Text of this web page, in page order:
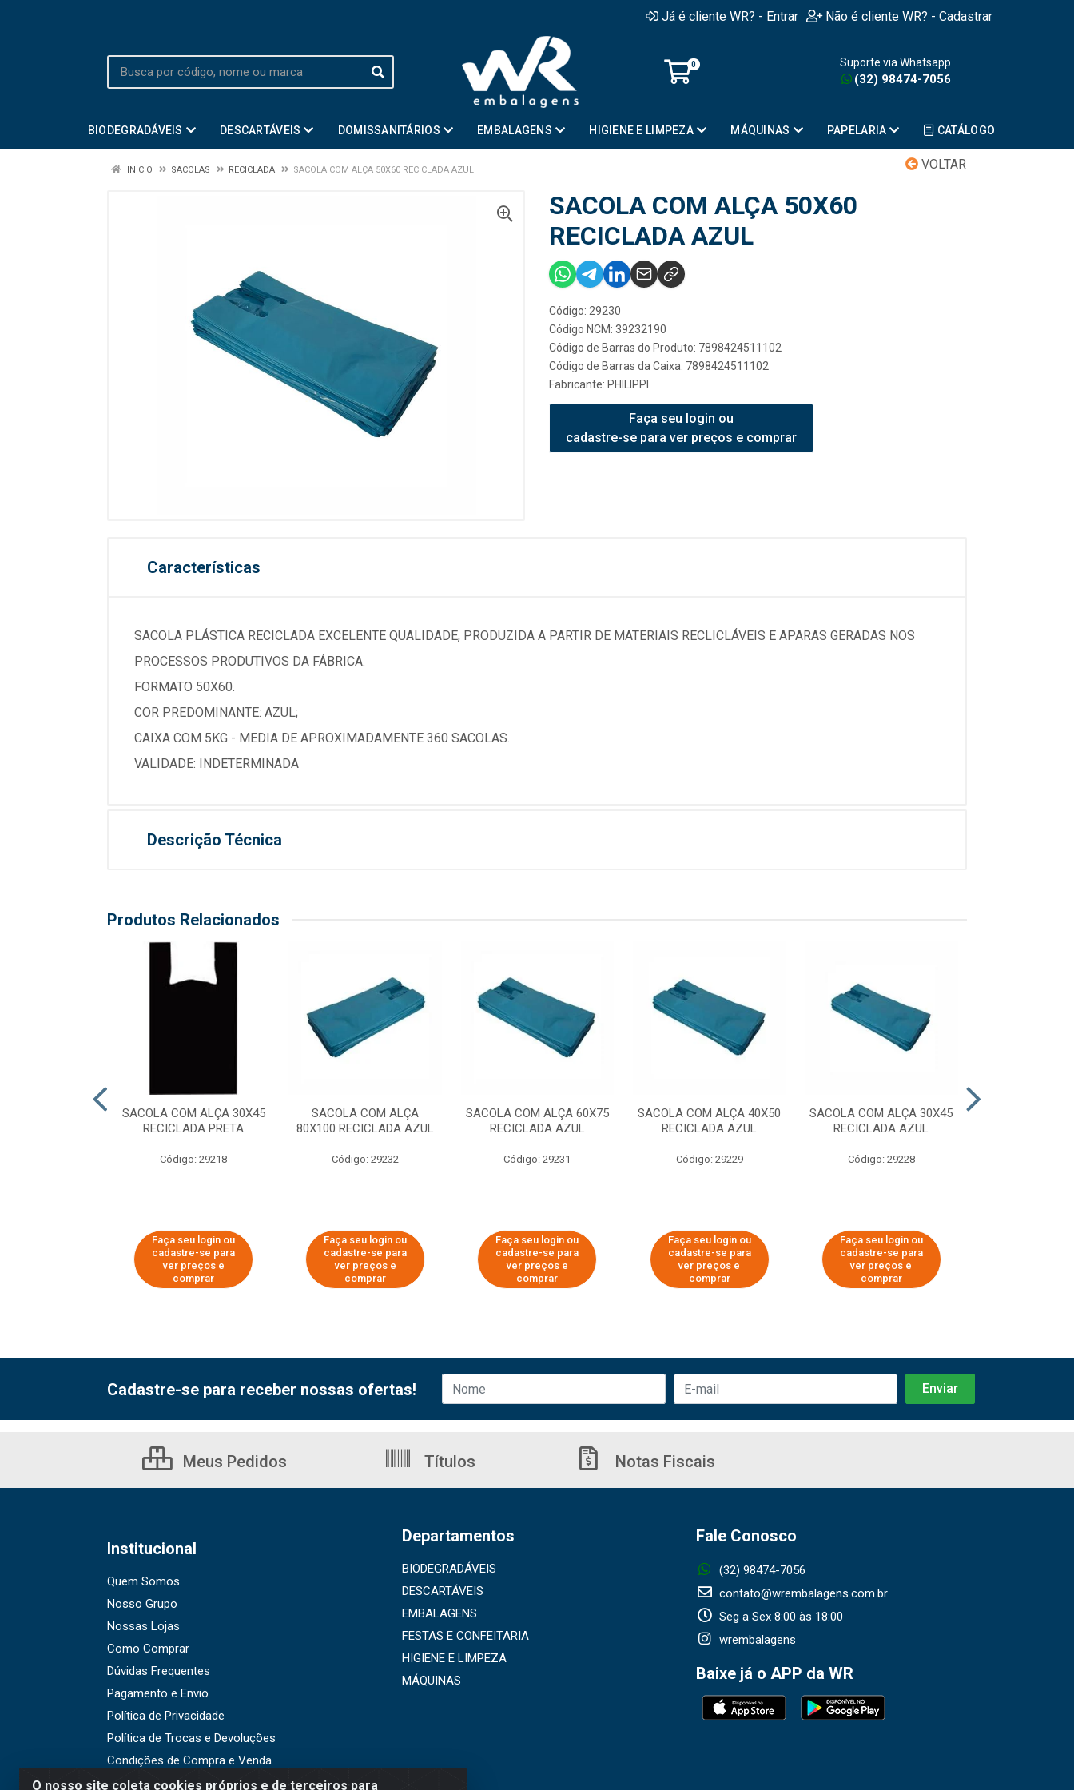
Já é cliente WR? - Entrar Não é cliente WR? - Cadastrar
0 Suporte via Whatsapp
(32) 98474-7056
BIODEGRADÁVEIS DESCARTÁVEIS DOMISSANITÁRIOS EMBALAGENS HIGIENE E LIMPEZA MÁQUINAS PAPELARIA CATÁLOGO
VOLTAR
INÍCIO SACOLAS RECICLADA SACOLA COM ALÇA 50X60 RECICLADA AZUL
SACOLA COM ALÇA 50X60
RECICLADA AZUL
Código: 29230
Código NCM: 39232190
Código de Barras do Produto: 7898424511102
Código de Barras da Caixa: 7898424511102
Fabricante: PHILIPPI
Faça seu login ou
cadastre-se para ver preços e comprar
Características
SACOLA PLÁSTICA RECICLADA EXCELENTE QUALIDADE, PRODUZIDA A PARTIR DE MATERIAIS RECLICLÁVEIS E APARAS GERADAS NOS
PROCESSOS PRODUTIVOS DA FÁBRICA.
FORMATO 50X60.
COR PREDOMINANTE: AZUL;
CAIXA COM 5KG - MEDIA DE APROXIMADAMENTE 360 SACOLAS.
VALIDADE: INDETERMINADA
Descrição Técnica
Produtos Relacionados
SACOLA COM ALÇA 30X45
RECICLADA PRETA
Código: 29218
Faça seu login ou
cadastre-se para
ver preços e
comprar
SACOLA COM ALÇA
80X100 RECICLADA AZUL
Código: 29232
Faça seu login ou
cadastre-se para
ver preços e
comprar
SACOLA COM ALÇA 60X75
RECICLADA AZUL
Código: 29231
Faça seu login ou
cadastre-se para
ver preços e
comprar
SACOLA COM ALÇA 40X50
RECICLADA AZUL
Código: 29229
Faça seu login ou
cadastre-se para
ver preços e
comprar
SACOLA COM ALÇA 30X45
RECICLADA AZUL
Código: 29228
Faça seu login ou
cadastre-se para
ver preços e
comprar
O nosso site coleta cookies próprios e de terceiros para
Cadastre-se para receber nossas ofertas!
Meus Pedidos Títulos Notas Fiscais
Institucional
Quem Somos
Nosso Grupo
Nossas Lojas
Como Comprar
Dúvidas Frequentes
Pagamento e Envio
Política de Privacidade
Política de Trocas e Devoluções
Condições de Compra e Venda
Departamentos
BIODEGRADÁVEIS
DESCARTÁVEIS
EMBALAGENS
FESTAS E CONFEITARIA
HIGIENE E LIMPEZA
MÁQUINAS
Fale Conosco
(32) 98474-7056
contato@wrembalagens.com.br
Seg a Sex 8:00 às 18:00
wrembalagens
Baixe já o APP da WR